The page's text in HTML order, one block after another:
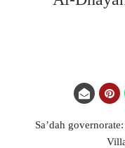
Sa’dah